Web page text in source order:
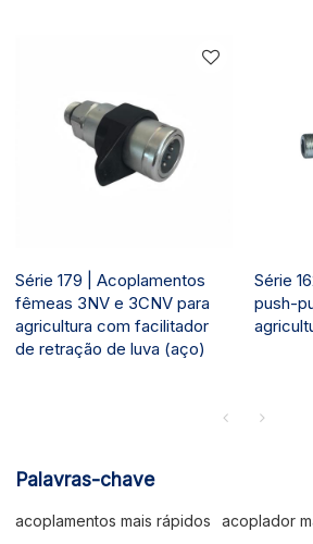
Série 179 | Acoplamentos
fêmeas 3NV e 3CNV para
agricultura com facilitador
de retração de luva (aço)
Série
push-
Palavras-chave
acoplamentos mais rápidos
acoplador